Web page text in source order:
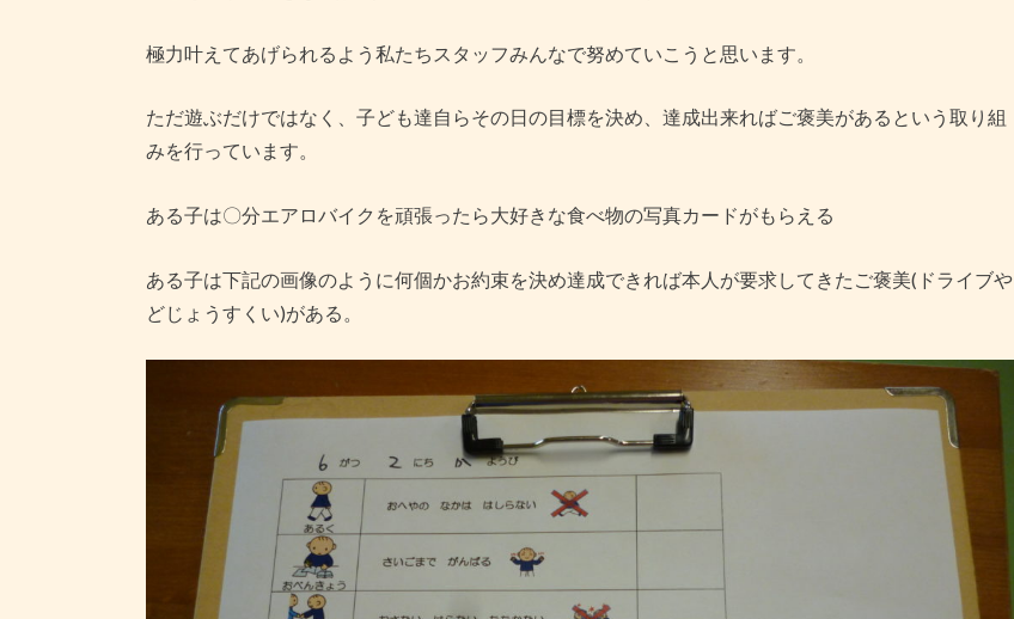
極力叶えてあげられるよう私たちスタッフみんなで努めていこうと思います。
ただ遊ぶだけではなく、子ども達自らその日の目標を決め、達成出来ればご褒美があるという取り組
みを行っています。
ある子は〇分エアロバイクを頑張ったら大好きな食べ物の写真カードがもらえる
ある子は下記の画像のように何個かお約束を決め達成できれば本人が要求してきたご褒美(ドライブや
どじょうすくい)がある。